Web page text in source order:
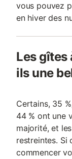
vous pouvez
en hiver des
Les gîtes
ils une
Certains, 35
44 % ont une
majorité, et
restreintes. Si
commencer